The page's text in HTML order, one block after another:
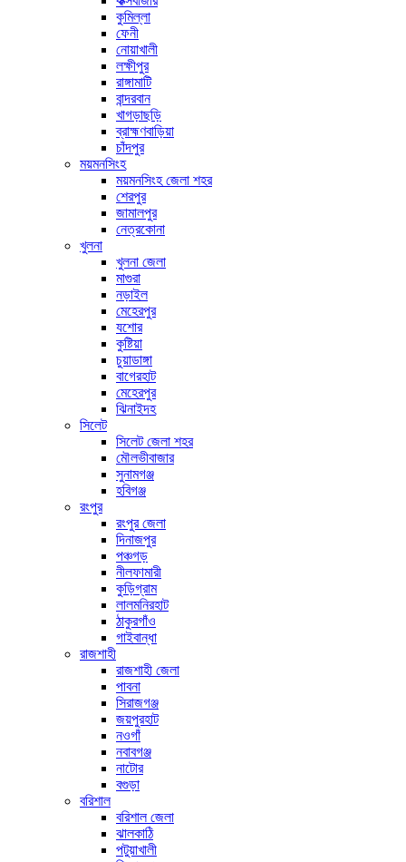
কুমিল্লা
ফেনী
নোয়াখালী
লক্ষীপুর
রাঙ্গামাটি
বান্দরবান
খাগড়াছড়ি
ব্রাহ্মণবাড়িয়া
চাঁদপুর
ময়মনসিংহ
ময়মনসিংহ জেলা শহর
শেরপুর
জামালপুর
নেত্রকোনা
খুলনা
খুলনা জেলা
মাগুরা
নড়াইল
মেহেরপুর
যশোর
কুষ্টিয়া
চুয়াডাঙ্গা
বাগেরহাট
মেহেরপুর
ঝিনাইদহ
সিলেট
সিলেট জেলা শহর
মৌলভীবাজার
সুনামগঞ্জ
হবিগঞ্জ
রংপুর
রংপুর জেলা
দিনাজপুর
পঞ্চগড়
নীলফামারী
কুড়িগ্রাম
লালমনিরহাট
ঠাকুরগাঁও
গাইবান্ধা
রাজশাহী
রাজশাহী জেলা
পাবনা
সিরাজগঞ্জ
জয়পুরহাট
নওগাঁ
নবাবগঞ্জ
নাটোর
বগুড়া
বরিশাল
বরিশাল জেলা
ঝালকাঠি
পটুয়াখালী